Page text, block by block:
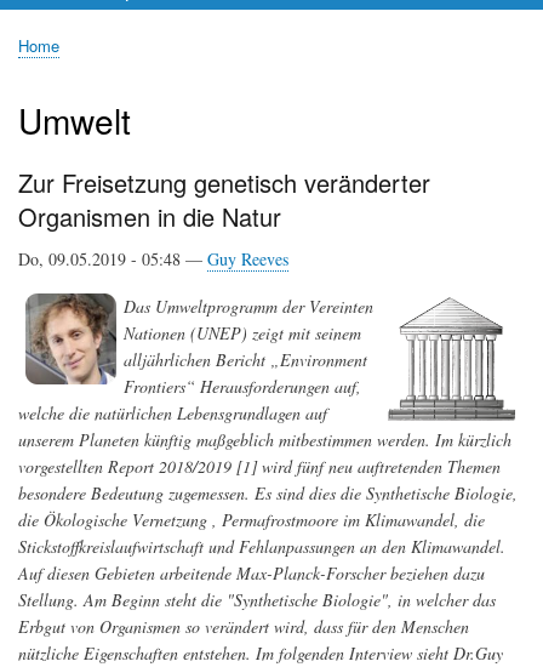
Home
Umwelt
Zur Freisetzung genetisch veränderter
Organismen in die Natur
Do, 09.05.2019 - 05:48 — Guy Reeves
Das Umweltprogramm der Vereinten
Nationen (UNEP) zeigt mit seinem
alljährlichen Bericht „Environment
Frontiers“ Herausforderungen auf,
welche die natürlichen Lebensgrundlagen auf
unserem Planeten künftig maßgeblich mitbestimmen werden. Im kürzlich
vorgestellten Report 2018/2019 [1] wird fünf neu auftretenden Themen
besondere Bedeutung zugemessen. Es sind dies die Synthetische Biologie,
die Ökologische Vernetzung , Permafrostmoore im Klimawandel, die
Stickstoffkreislaufwirtschaft und Fehlanpassungen an den Klimawandel.
Auf diesen Gebieten arbeitende Max-Planck-Forscher beziehen dazu
Stellung. Am Beginn steht die "Synthetische Biologie", in welcher das
Erbgut von Organismen so verändert wird, dass für den Menschen
nützliche Eigenschaften entstehen. Im folgenden Interview sieht Dr.Guy